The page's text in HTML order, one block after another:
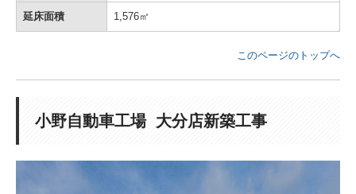
延床面積 1,576㎡
このページのトップへ
小野自動車工場 大分店新築工事